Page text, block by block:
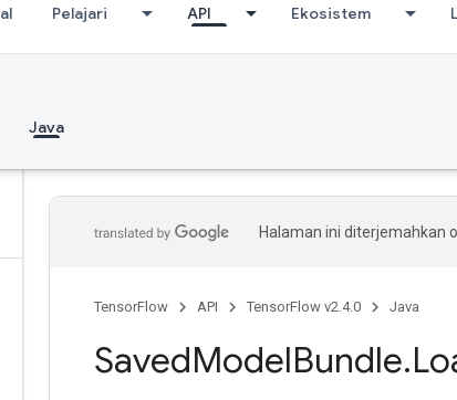
Pelajari API Ekosistem
Java
Halaman ini diterjemahkan
TensorFlow API TensorFlow v2.4.0 Java
SavedModelBundle.